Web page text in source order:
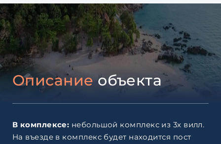
Описаниеобъекта
В комплексе: небольшой комплекс из 3х вилл.
На въезде в комплекс будет находится пост